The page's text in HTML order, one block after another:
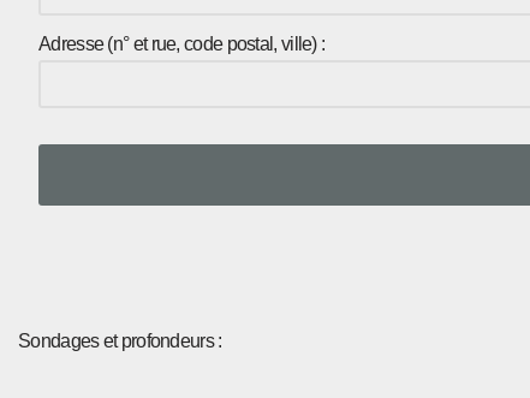
Adresse (n° et rue, code postal, ville) :
Sondages et profondeurs :